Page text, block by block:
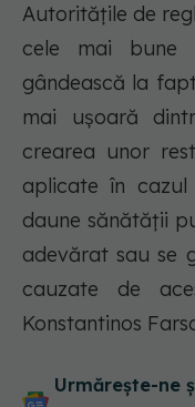
Autoritățile de
cele mai bune
gândească la
mai ușoară
crearea unor
aplicate în
daune sănătății
adevărat sau se
cauzate de
Konstantinos
Urmărește-ne